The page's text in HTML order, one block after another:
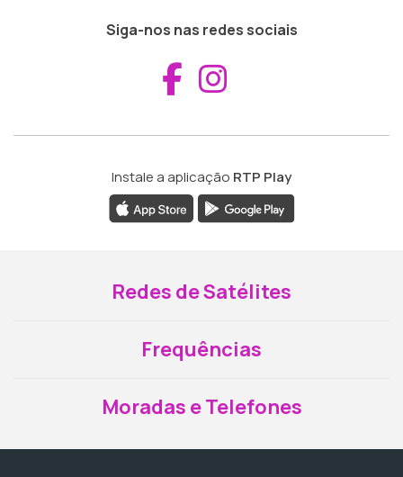
Siga-nos nas redes sociais
Aceder ao
Instale a aplicação RTP Play
Redes de Satélites
Frequências
Moradas e Telefones